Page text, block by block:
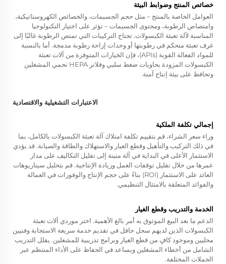
خصائص المنتج وضوابط البيئة
العوامل الخاصة بالمنتج – مثل حجم الجسيمات، والخصائص الكهروستاتيكية،
وامتصاص الرطوبة، ومحتوى الجسيمات – تؤثر على اختيار التكنولوجيا
المناسبة لآلة تعبئة الكبسولات. تحتاج التركيبات التي تمتص الرطوبة غالبًا إلى
غرف تعبئة متحكم في رطوبتها أو وحدات إزاحة رطوبة مدمجة. أما بالنسبة
للمواد الفعالة القوية (APIs)، فإن الخيارات المتوفرة من آلات تعبئة
الكبسولات المزودة بحاويات ضغط سلبي وفلاتر HEPA تحمي المشغلين
وتحافظ على بيئة إنتاج آمنة.
الاعتبارات التشغيلية والاقتصادية
إجمالي تكلفة الملكية
وراء سعر الشراء، قم بتقييم تكلفة امتلاك آلة تعبئة الكبسولات بالكامل، بما
في ذلك التركيب والتأهيل وقطع الغيار والاستهلاك والطاقة والصيانة. قد يؤدي
الاستثمار الأعلى في البداية في آلة متينة إلى تقليل التكاليف على مدار
عمرها من خلال تقليل توقفات العمل وزيادة الإنتاجية. قم بتحليل سيناريوهات
العائد على الاستثمار (ROI) بناءً على حجم الإنتاج والوفورات في العمالة
والفوائد المتعلقة بالامتثال التنظيمي.
الخدمة والتدريب وقطع الغيار
الدعم ما بعد البيع الموثوق به أمر بالغ الأهمية. اختر موردي آلات تعبئة
الكبسولات الذين لديهم سجل حافل في تقديم خدمة سريعة الاستجابة وفنيين
محليين وموجود كافٍ من قطع الغيار وبرامج تدريبية للمشغلين. يقلل التدريب
الشامل من أخطاء المشغلين ويساعد في الحفاظ على الأداء المنتظم عبر
الحملات المختلفة.